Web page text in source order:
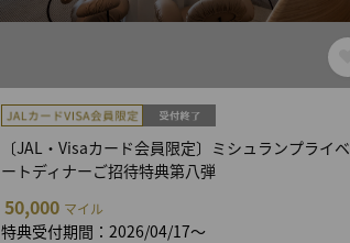
〔JAL・Visaカード会員限定〕ミシュランプライベ
ートディナーご招待特典第八弾
50,000 マイル
特典受付期間：2026/04/17～